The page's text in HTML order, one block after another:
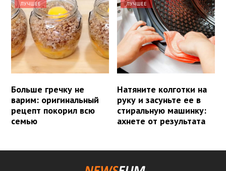
ЛУЧШЕЕ
Больше гречку не
варим: оригинальный
рецепт покорил всю
семью
ЛУЧШЕЕ
Натяните колготки на
руку и засуньте ее в
стиральную машинку:
ахнете от результата